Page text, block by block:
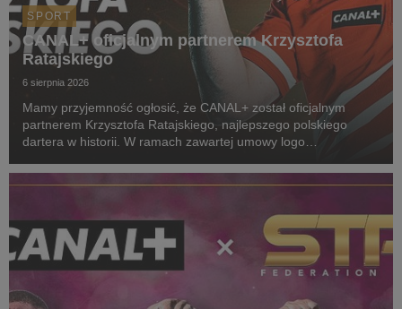
SPORT
CANAL+ oficjalnym partnerem Krzysztofa
Ratajskiego
6 sierpnia 2026
Mamy przyjemność ogłosić, że CANAL+ został oficjalnym
partnerem Krzysztofa Ratajskiego, najlepszego polskiego
dartera w historii. W ramach zawartej umowy logo
startowych naszego zawodnika podczas